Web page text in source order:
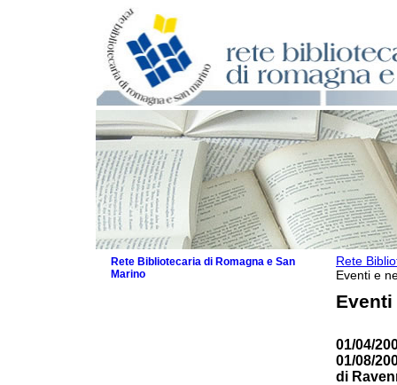
Rete
Eventi e
Eventi
01/04/
01/08/
di
Rete Bibliotecaria di Romagna e San
Marino